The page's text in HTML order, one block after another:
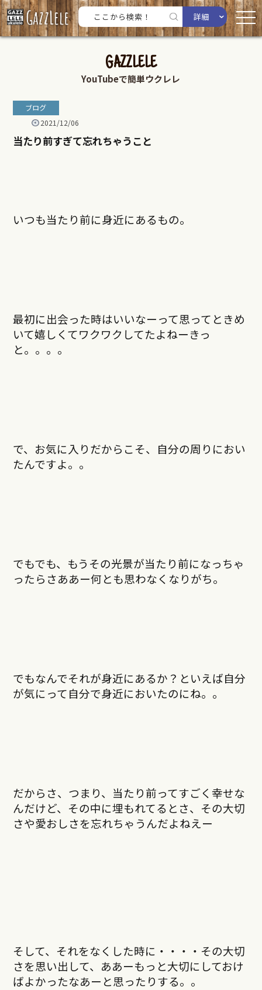
詳細
GAZZLELE
YouTubeで簡単ウクレレ
ブログ
2021/12/06
当たり前すぎて忘れちゃうこと
いつも当たり前に身近にあるもの。
最初に出会った時はいいなーって思ってときめ
いて嬉しくてワクワクしてたよねーきっ
と。。。。
で、お気に入りだからこそ、自分の周りにおい
たんですよ。。
でもでも、もうその光景が当たり前になっちゃ
ったらさああー何とも思わなくなりがち。
でもなんでそれが身近にあるか？といえば自分
が気にって自分で身近においたのにね。。
だからさ、つまり、当たり前ってすごく幸せな
んだけど、その中に埋もれてるとさ、その大切
さや愛おしさを忘れちゃうんだよねえー
そして、それをなくした時に・・・・その大切
さを思い出して、ああーもっと大切にしておけ
ばよかったなあーと思ったりする。。